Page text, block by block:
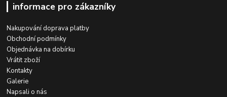
informace pro zákazníky
Nakupování doprava platby
Obchodní podmínky
Objednávka na dobírku
Vrátit zboží
Kontakty
Galerie
Napsali o nás